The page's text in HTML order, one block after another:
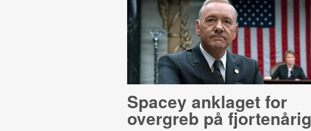
Spacey anklaget for
overgreb på fjortenårig